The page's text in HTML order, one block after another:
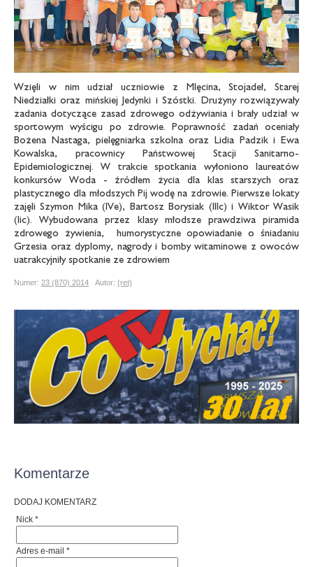
Wzięli w nim udział uczniowie z Mlęcina, Stojadeł, Starej
Niedziałki oraz mińskiej Jedynki i Szóstki. Drużyny rozwiązywały
zadania dotyczące zasad zdrowego odżywiania i brały udział w
sportowym wyścigu po zdrowie. Poprawność zadań oceniały
Bożena Nastaga, pielęgniarka szkolna oraz Lidia Padzik i Ewa
Kowalska, pracownicy Państwowej Stacji Sanitarno-
Epidemiologicznej. W trakcie spotkania wyłoniono laureatów
konkursów Woda - źródłem życia dla klas starszych oraz
plastycznego dla młodszych Pij wodę na zdrowie. Pierwsze lokaty
zajęli Szymon Mika (IVe), Bartosz Borysiak (IIIc) i Wiktor Wasik
(Iic). Wybudowana przez klasy młodsze prawdziwa piramida
zdrowego żywienia, humorystyczne opowiadanie o śniadaniu
Grzesia oraz dyplomy, nagrody i bomby witaminowe z owoców
uatrakcyjniły spotkanie ze zdrowiem
Numer: 23 (870) 2014 Autor: (ret)
Komentarze
DODAJ KOMENTARZ
Nick *
Adres e-mail *